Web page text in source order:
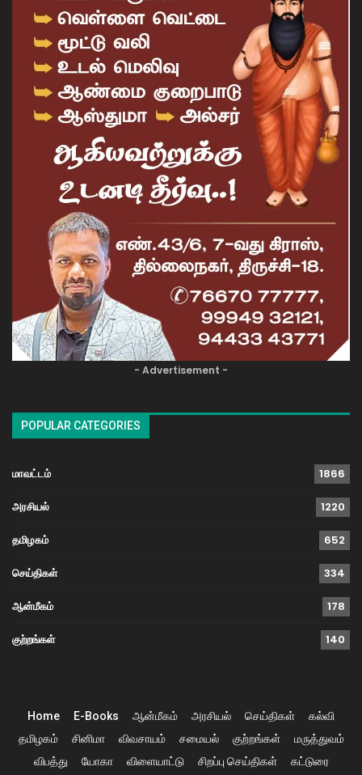
- Advertisement -
POPULAR CATEGORIES
மாவட்டம் 1866
அரசியல் 1220
தமிழகம் 652
செய்திகள் 334
ஆன்மீகம் 178
குற்றங்கள் 140
Home E-Books ஆன்மீகம் அரசியல் செய்திகள்
கல்வி
தமிழகம்
சினிமா விவசாயம் சமையல் குற்றங்கள்
மருத்துவம்
விபத்து
யோகா விளையாட்டு சிறப்பு செய்திகள் கட்டுரை